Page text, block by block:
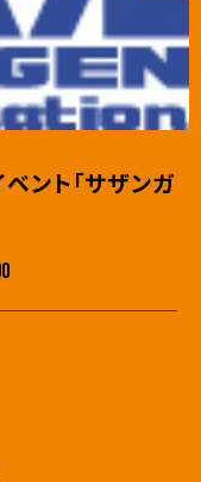
ント「サザンガ